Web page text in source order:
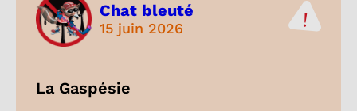
Chat bleuté
15 juin 2026
La Gaspésie